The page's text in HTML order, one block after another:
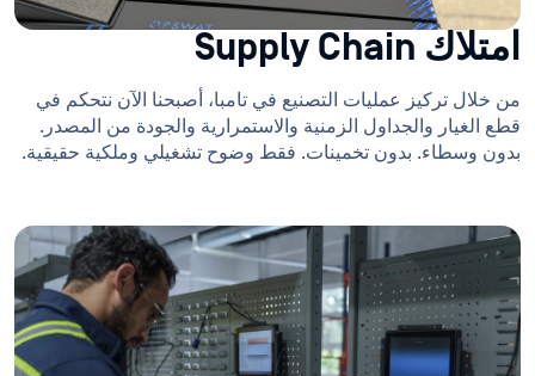
امتلاك Supply Chain
من خلال تركيز عمليات التصنيع في تامبا، أصبحنا الآن نتحكم في
قطع الغيار والجداول الزمنية والاستمرارية والجودة من المصدر.
بدون وسطاء. بدون تخمينات. فقط وضوح تشغيلي وملكية حقيقية.